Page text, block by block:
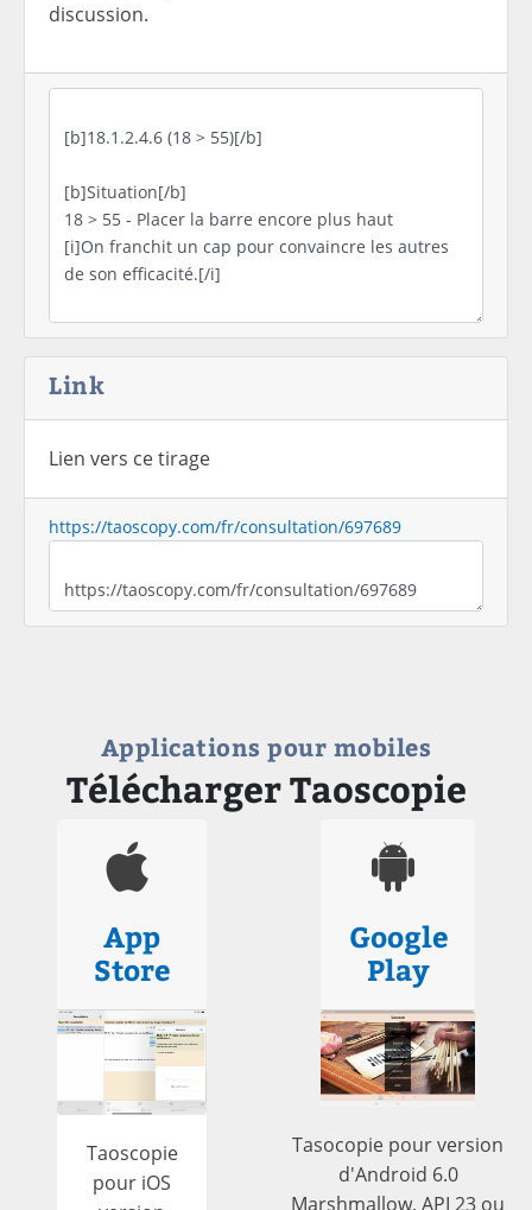
discussion.
Link
Lien vers ce tirage
https://taoscopy.com/fr/consultation/697689
Applications pour mobiles
Télécharger Taoscopie
App
Store
Taoscopie
pour iOS
Google
Play
Tasocopie pour version
d'Android 6.0
Marshmallow, API 23 ou